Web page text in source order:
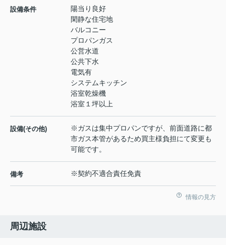
設備条件
陽当り良好
閑静な住宅地
バルコニー
プロパンガス
公営水道
公共下水
電気有
システムキッチン
浴室乾燥機
浴室１坪以上
設備(その他)
※ガスは集中プロパンですが、前面道路に都
市ガス本管があるため買主様負担にて変更も
可能です。
備考 ※契約不適合責任免責
情報の見方
周辺施設